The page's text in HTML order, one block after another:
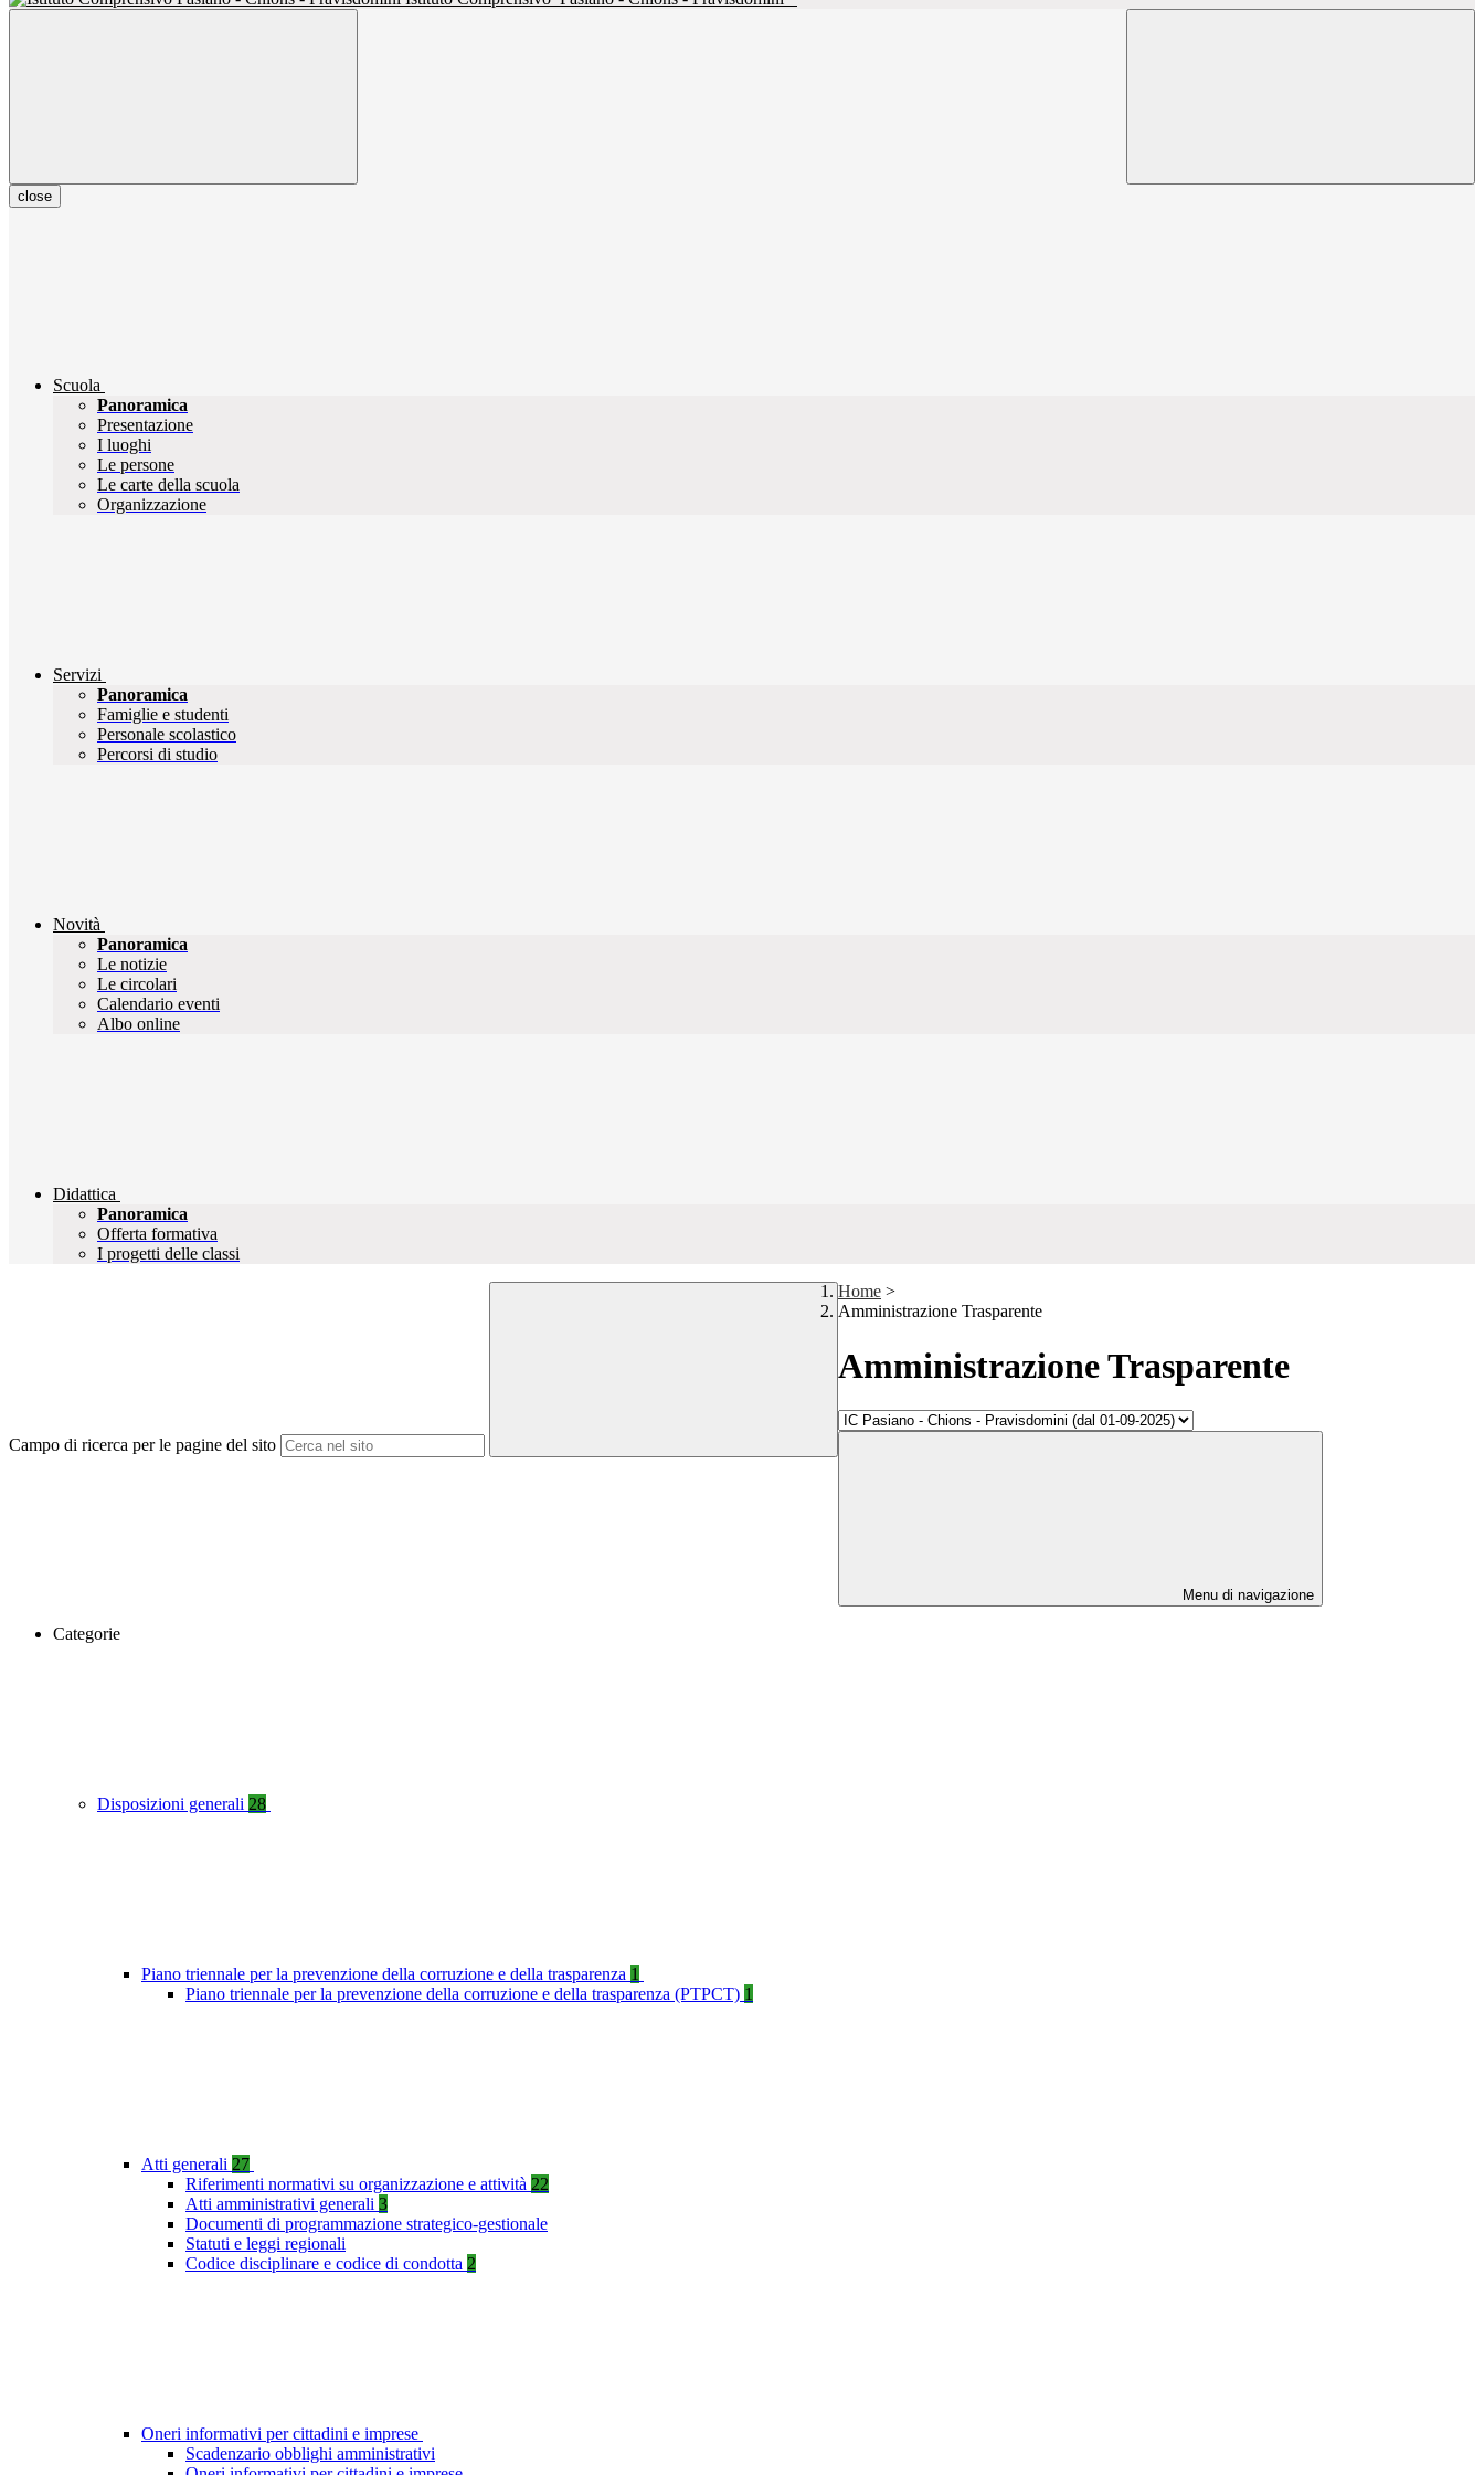
close
Scuola
Panoramica
Presentazione
I luoghi
Le persone
Le carte della scuola
Organizzazione
Servizi
Panoramica
Famiglie e studenti
Personale scolastico
Percorsi di studio
Novità
Panoramica
Le notizie
Le circolari
Calendario eventi
Albo online
Didattica
Panoramica
Offerta formativa
I progetti delle classi
Campo di ricerca per le pagine del sito
Home >
Amministrazione Trasparente
Amministrazione Trasparente
Menu di navigazione
Categorie
Disposizioni generali 28
Piano triennale per la prevenzione della corruzione e della trasparenza 1
Piano triennale per la prevenzione della corruzione e della trasparenza (PTPCT) 1
Atti generali 27
Riferimenti normativi su organizzazione e attività 22
Atti amministrativi generali 3
Documenti di programmazione strategico-gestionale
Statuti e leggi regionali
Codice disciplinare e codice di condotta 2
Oneri informativi per cittadini e imprese
Scadenzario obblighi amministrativi